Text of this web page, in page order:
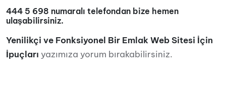
444 5 698 numaralı telefondan bize hemen
ulaşabilirsiniz.
Yenilikçi ve Fonksiyonel Bir Emlak Web Sitesi İçin
İpuçları yazımıza yorum bırakabilirsiniz.